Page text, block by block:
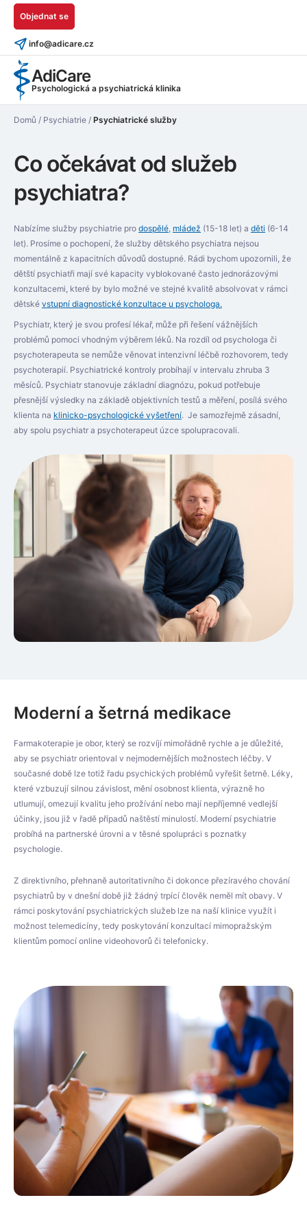
AdiCare
Psychologická a psychiatrická klinika
Objednat se
info@adicare.cz
Domů / Psychiatrie / Psychiatrické služby
Co očekávat od služeb
psychiatra?
Nabízíme služby psychiatrie pro dospělé, mládež (15-18 let) a děti (6-14
let). Prosíme o pochopení, že služby dětského psychiatra nejsou
momentálně z kapacitních důvodů dostupné. Rádi bychom upozornili, že
dětští psychiatři mají své kapacity vyblokované často jednorázovými
konzultacemi, které by bylo možné ve stejné kvalitě absolvovat v rámci
dětské vstupní diagnostické konzultace u psychologa.
Psychiatr, který je svou profesí lékař, může při řešení vážnějších
problémů pomoci vhodným výběrem léků. Na rozdíl od psychologa či
psychoterapeuta se nemůže věnovat intenzivní léčbě rozhovorem, tedy
psychoterapií. Psychiatrické kontroly probíhají v intervalu zhruba 3
měsíců. Psychiatr stanovuje základní diagnózu, pokud potřebuje
přesnější výsledky na základě objektivních testů a měření, posílá svého
klienta na klinicko-psychologické vyšetření. Je samozřejmě zásadní,
aby spolu psychiatr a psychoterapeut úzce spolupracovali.
Moderní a šetrná medikace
Farmakoterapie je obor, který se rozvíjí mimořádně rychle a je důležité,
aby se psychiatr orientoval v nejmodernějších možnostech léčby. V
současné době lze totiž řadu psychických problémů vyřešit šetrně. Léky,
které vzbuzují silnou závislost, mění osobnost klienta, výrazně ho
utlumují, omezují kvalitu jeho prožívání nebo mají nepříjemné vedlejší
účinky, jsou již v řadě případů naštěstí minulostí. Moderní psychiatrie
probíhá na partnerské úrovni a v těsné spolupráci s poznatky
psychologie.
Z direktivního, přehnaně autoritativního či dokonce přezíravého chování
psychiatrů by v dnešní době již žádný trpící člověk neměl mít obavy. V
rámci poskytování psychiatrických služeb lze na naší klinice využít i
možnost telemedicíny, tedy poskytování konzultací mimopražským
klientům pomocí online videohovorů či telefonicky.